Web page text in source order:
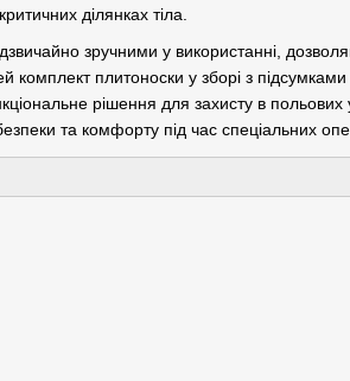
ділянках тіла.
зручними у використанні,
комплект плитоноски у зборі з
рішення для захисту в польових
та комфорту під час спеціальних